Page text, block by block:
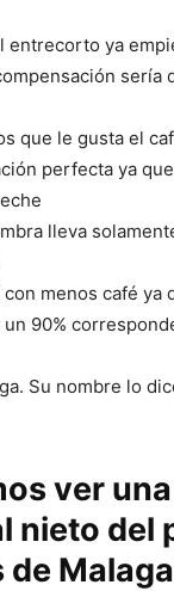
entrecorto ya
sería
que le gusta el
perfecta ya
lleva
con menos café ya
un 90%
Su nombre lo
ver una
nieto del
Malaga